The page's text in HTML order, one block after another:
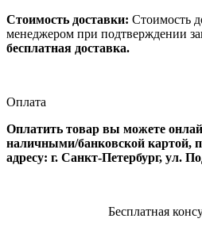
Стоимость доставки: Стоимость
менеджером при подтверждении
бесплатная доставка.
Оплата
Оплатить товар вы можете
наличными/банковской картой,
адресу: г. Санкт-Петербург, ул.
Бесплатная